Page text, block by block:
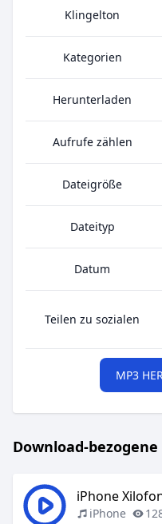
Klingelton
Kategorien
Herunterladen
Aufrufe zählen
Dateigröße
Dateityp
Datum
Teilen zu sozialen
MP3
Download-
iPhone
iPhone